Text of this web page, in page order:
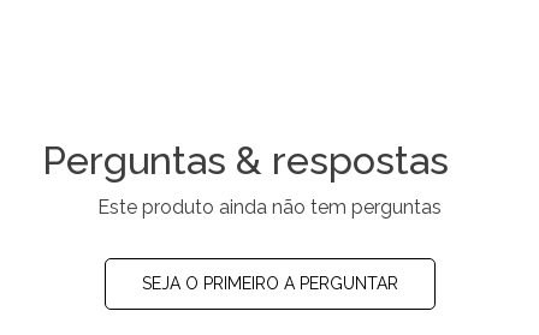
Perguntas & respostas
Este produto ainda não tem perguntas
SEJA O PRIMEIRO A PERGUNTAR